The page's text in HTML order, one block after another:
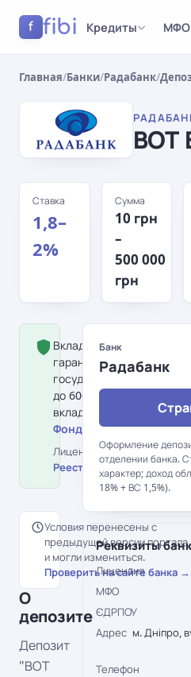
f fibi Кредиты МФО
Главная/Банки/Радабанк/
ВОТ
Ставка
1,8–
2%
Сумма
10 грн
–
500 000
грн
Вклад застрахован
гарантирования вкладов
государство гарантирует
до 600 000 грн на одного
вкладчика в банке.
Фонд гарантирования
Лицензия НБУ №166 від
Реестр НБУ →
Условия перенесены с
предыдущей версии портала
и могли измениться.
Проверить на сайте банка →
О
депозите
Депозит
"ВОТ
Банк
Радабанк
Оформление
отделении банка.
характер; доход
18% + ВС 1,5%).
Реквизиты
Лицензия
МФО
ЄДРПОУ
Адрес м. Дніпро,
Телефон